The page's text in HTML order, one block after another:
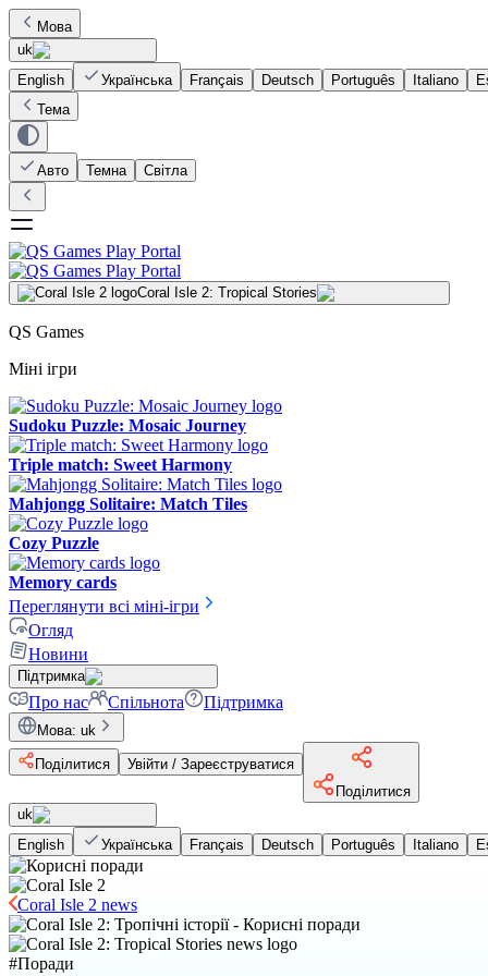
Мова
uk
English
Українська Français Deutsch Português Italiano
Тема
Авто Темна Світла
Coral Isle 2: Tropical Stories
QS Games
Міні ігри
Sudoku Puzzle: Mosaic Journey
Triple match: Sweet Harmony
Mahjongg Solitaire: Match Tiles
Cozy Puzzle
Memory cards
Переглянути всі міні-ігри
Огляд
Новини
Підтримка
Про нас Спільнота Підтримка
Мова: uk
Поділитися
Увійти / Зареєструватися
Поділитися
uk
English
Українська Français Deutsch Português Italiano
Coral Isle 2 news
#Поради